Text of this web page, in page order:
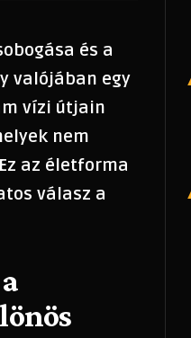
és a
valójában egy
vízi útjain
nem
az életforma
válasz a